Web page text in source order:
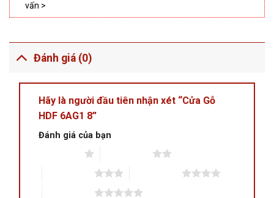
vấn >
Đánh giá (0)
Hãy là người đầu tiên nhận xét “Cửa Gỗ
HDF 6AG1 8”
Đánh giá của bạn